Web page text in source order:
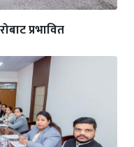
प्रभावित